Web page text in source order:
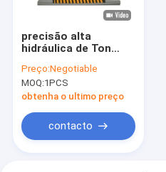
precisão alta
hidráulica de Ton
máquina 315 da
imprensa do quadro
de 380V H
Preço:Negotiable
MOQ:1PCS
obtenha o ultimo preço
contacto